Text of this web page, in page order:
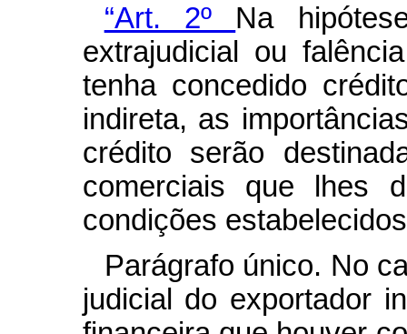
“Art. 2º Na
extrajudicial ou
tenha concedido
indireta, as
crédito serão
comerciais que lhes
condições
Parágrafo único. No
judicial do exportador